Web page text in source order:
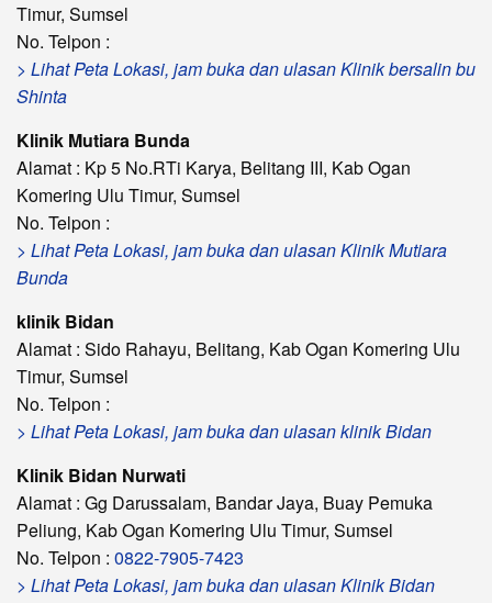
Timur, Sumsel
No. Telpon :
> Lihat Peta Lokasi, jam buka dan ulasan Klinik bersalin bu
Shinta
Klinik Mutiara Bunda
Alamat : Kp 5 No.RTi Karya, Belitang III, Kab Ogan
Komering Ulu Timur, Sumsel
No. Telpon :
> Lihat Peta Lokasi, jam buka dan ulasan Klinik Mutiara
Bunda
klinik Bidan
Alamat : Sido Rahayu, Belitang, Kab Ogan Komering Ulu
Timur, Sumsel
No. Telpon :
> Lihat Peta Lokasi, jam buka dan ulasan klinik Bidan
Klinik Bidan Nurwati
Alamat : Gg Darussalam, Bandar Jaya, Buay Pemuka
Peliung, Kab Ogan Komering Ulu Timur, Sumsel
No. Telpon : 0822-7905-7423
> Lihat Peta Lokasi, jam buka dan ulasan Klinik Bidan